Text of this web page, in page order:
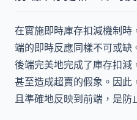
在實施即時庫存扣減機制
端的即時反應同樣不可或
後端完美地完成了庫存扣減
甚至造成超賣的假象。因
且準確地反映到前端，是防